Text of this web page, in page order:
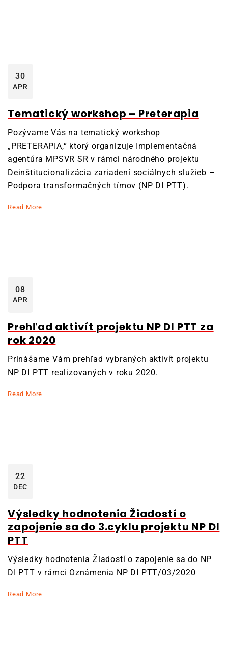
30
APR
Tematický workshop – Preterapia
Pozývame Vás na tematický workshop
„PRETERAPIA,“ ktorý organizuje Implementačná
agentúra MPSVR SR v rámci národného projektu
Deinštitucionalizácia zariadení sociálnych služieb –
Podpora transformačných tímov (NP DI PTT).
Read More
08
APR
Prehľad aktivít projektu NP DI PTT za
rok 2020
Prinášame Vám prehľad vybraných aktivít projektu
NP DI PTT realizovaných v roku 2020.
Read More
22
DEC
Výsledky hodnotenia Žiadostí o
zapojenie sa do 3.cyklu projektu NP DI
PTT
Výsledky hodnotenia Žiadostí o zapojenie sa do NP
DI PTT v rámci Oznámenia NP DI PTT/03/2020
Read More